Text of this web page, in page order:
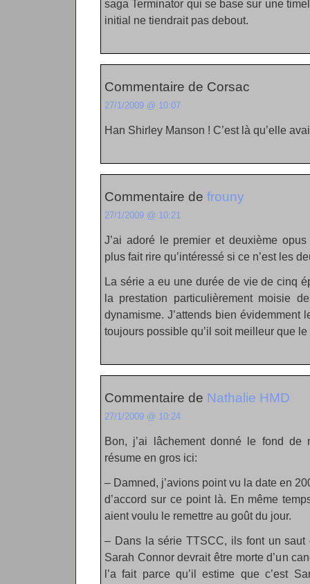
saga Terminator qui se base sur une
initial ne tiendrait pas debout.
Commentaire de Corsac
27/1/2009 @ 10:07
Han Shirley Manson ! C’est là qu’elle
Commentaire de frouny
27/1/2009 @ 10:21
J’ai adoré le premier et deuxième
plus fait rire qu’intéressé si ce n’est les
La série a eu une durée de vie de cinq
la prestation particulièrement moisie
dynamisme. J’attends bien évidemment
toujours possible qu’il soit meilleur que
Commentaire de Nathalie HMD
27/1/2009 @ 10:24
Bon, j’ai lâchement donné le fond
résume en gros ici:
– Damned, j’avions point vu la date en
d’accord sur ce point là. En même
aient voulu le remettre au goût du jour.
– Dans la série TTSCC, ils font un saut
Sarah Connor devrait être morte d’un
l’a fait parce qu’il estime que c’est